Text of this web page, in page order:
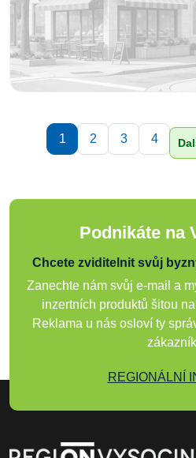
1 2 3 4
Podnikáte na
Chcete zviditelnit svůj
Zanechte nám svůj e-mail a
inzertních produktů šitou
Reklama u nás osloví ty
REGIONÁLNÍ